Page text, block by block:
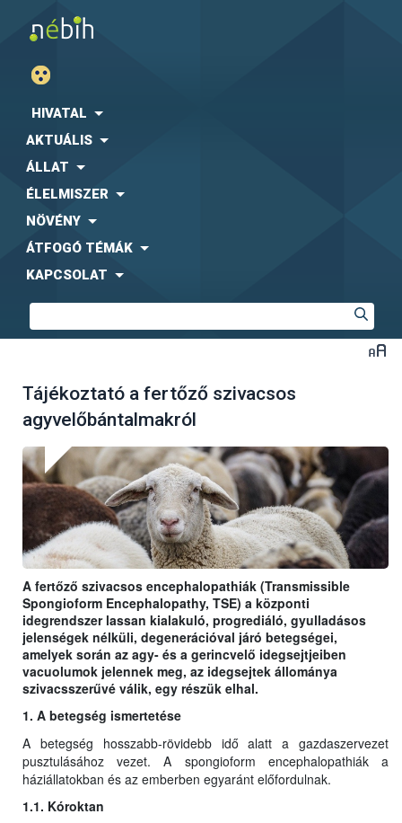
HIVATAL
AKTUÁLIS
ÁLLAT
ÉLELMISZER
NÖVÉNY
ÁTFOGÓ TÉMÁK
KAPCSOLAT
Tájékoztató a fertőző szivacsos
agyvelőbántalmakról
A fertőző szivacsos encephalopathiák (Transmissible
Spongioform Encephalopathy, TSE) a központi
idegrendszer lassan kialakuló, progrediáló, gyulladásos
jelenségek nélküli, degenerációval járó betegségei,
amelyek során az agy- és a gerincvelő idegsejtjeiben
vacuolumok jelennek meg, az idegsejtek állománya
szivacsszerűvé válik, egy részük elhal.
1. A betegség ismertetése
A betegség hosszabb-rövidebb idő alatt a gazdaszervezet
pusztulásához vezet. A spongioform encephalopathiák a
háziállatokban és az emberben egyaránt előfordulnak.
1.1. Kóroktan